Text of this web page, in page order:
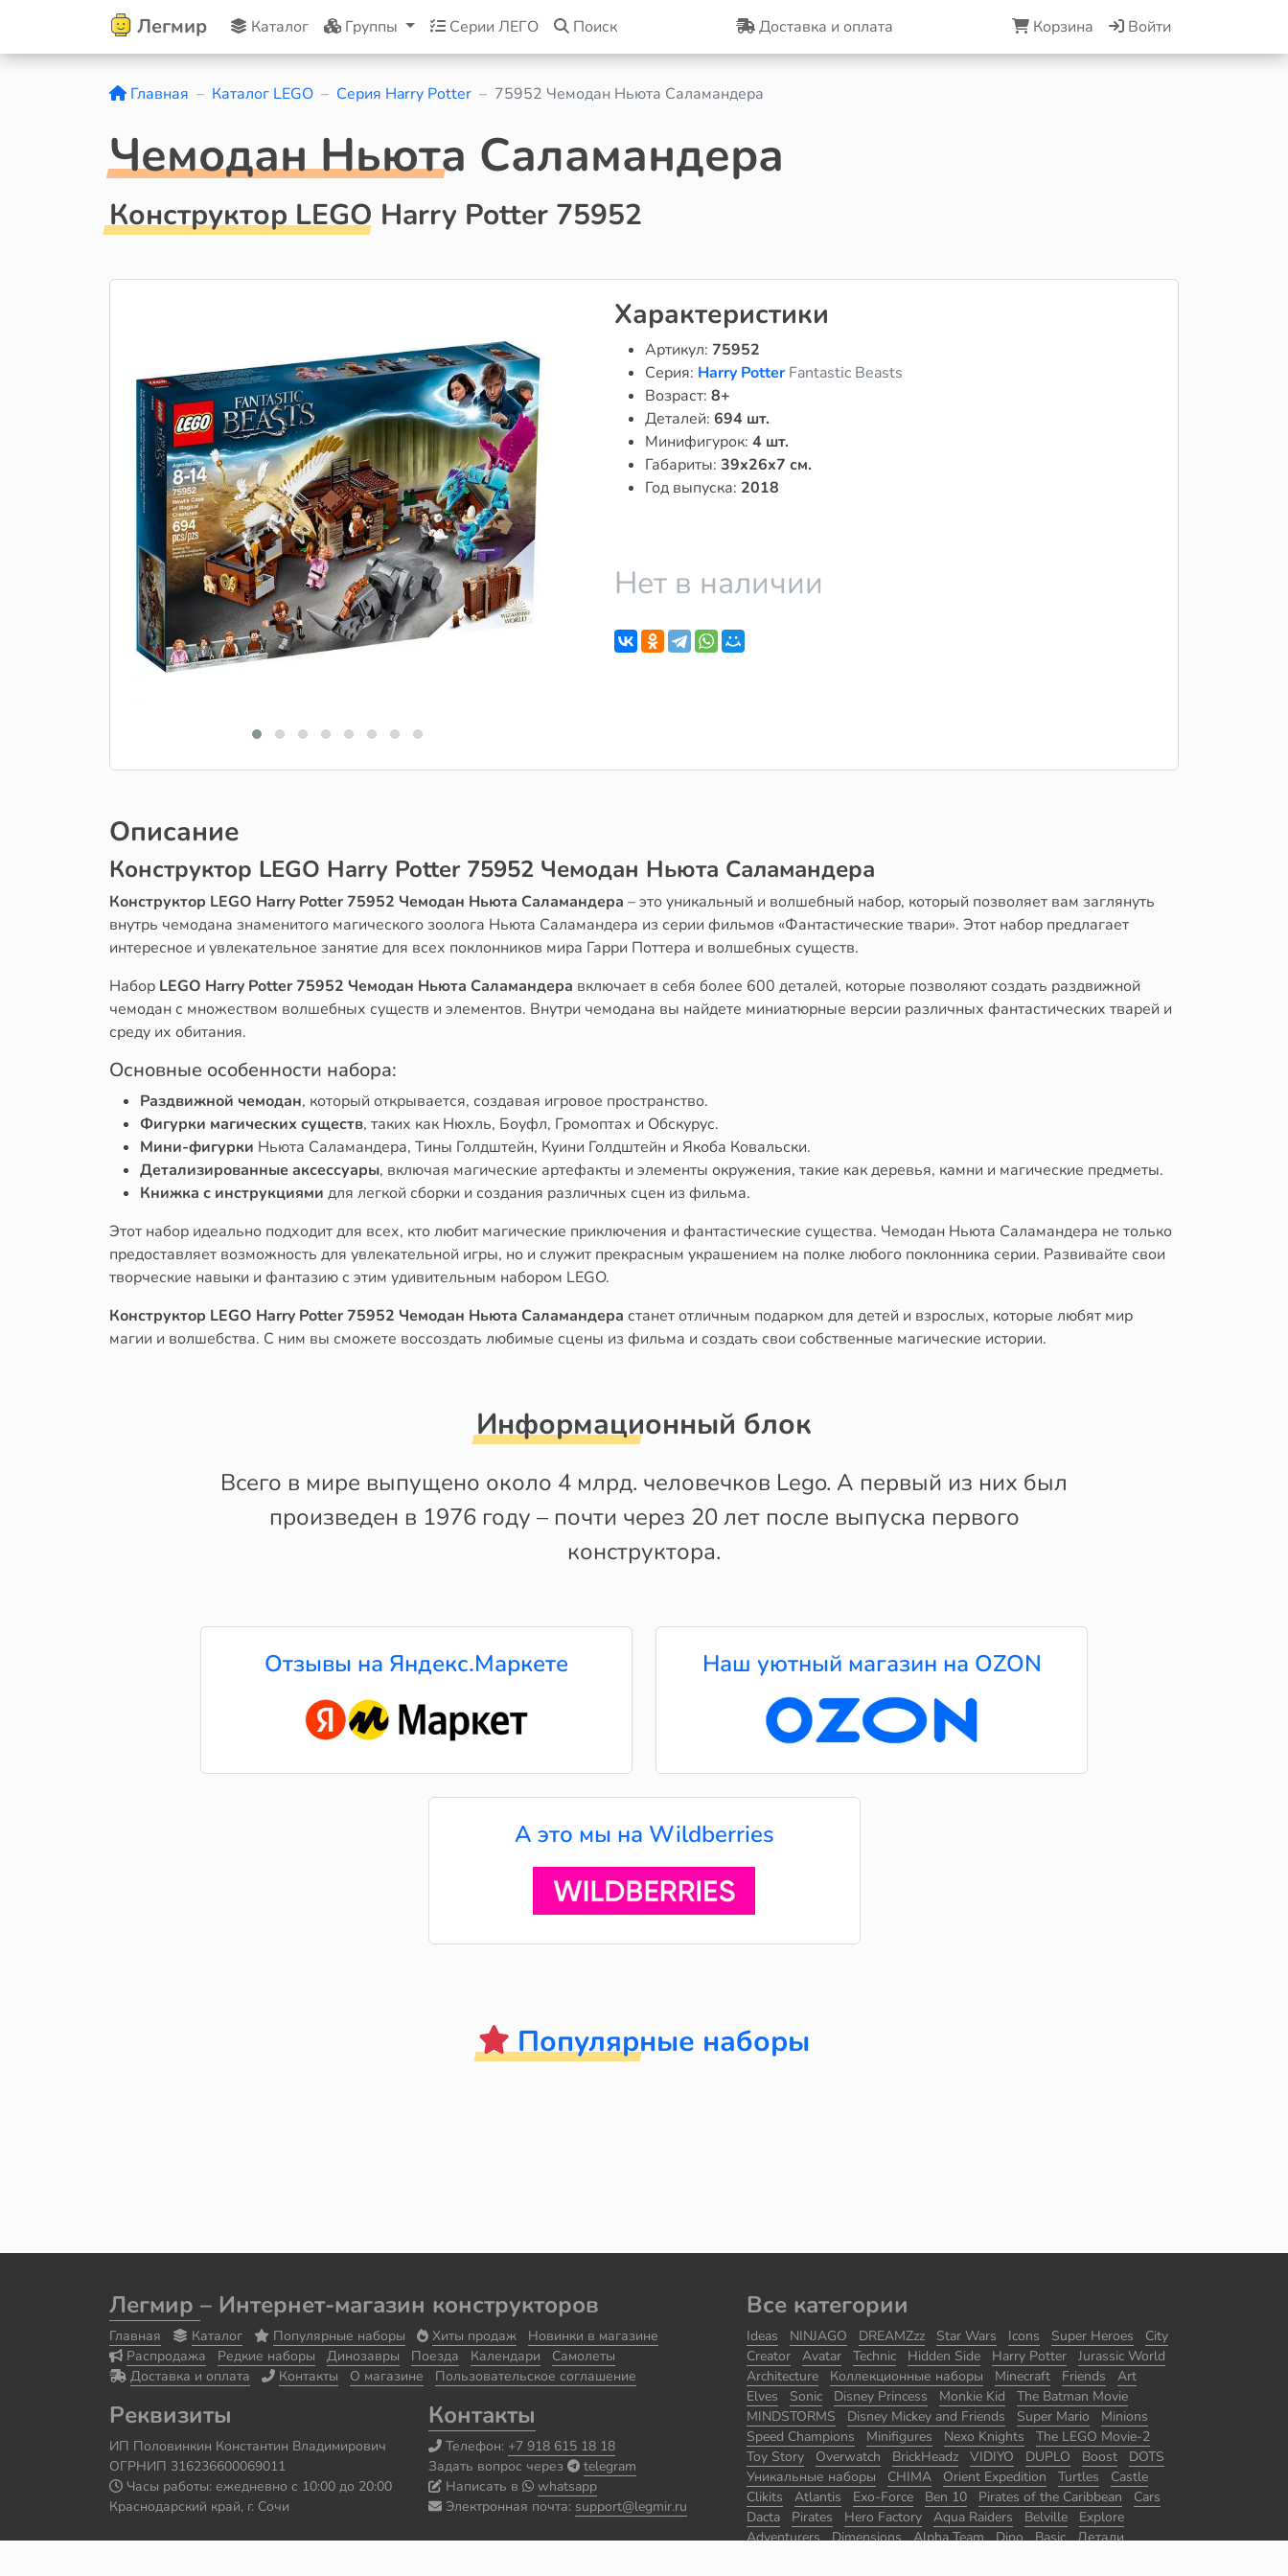
Легмир Каталог Группы Серии ЛЕГО Поиск Доставка и оплата Корзина Войти
Главная Каталог LEGO Серия Harry Potter 75952 Чемодан Ньюта Саламандера
Чемодан Ньюта Саламандера
Конструктор LEGO Harry Potter 75952
Характеристики
Артикул: 75952
Серия: Harry PotterFantastic Beasts
Возраст: 8+
Деталей: 694 шт.
Минифигурок: 4 шт.
Габариты: 39x26x7 см.
Год выпуска: 2018
Нет в наличии
Описание
Конструктор LEGO Harry Potter 75952 Чемодан Ньюта Саламандера
Конструктор LEGO Harry Potter 75952 Чемодан Ньюта Саламандера – это уникальный и волшебный набор, который позволяет вам заглянуть
внутрь чемодана знаменитого магического зоолога Ньюта Саламандера из серии фильмов «Фантастические твари». Этот набор предлагает
интересное и увлекательное занятие для всех поклонников мира Гарри Поттера и волшебных существ.
Набор LEGO Harry Potter 75952 Чемодан Ньюта Саламандера включает в себя более 600 деталей, которые позволяют создать раздвижной
чемодан с множеством волшебных существ и элементов. Внутри чемодана вы найдете миниатюрные версии различных фантастических тварей и
среду их обитания.
Основные особенности набора:
Раздвижной чемодан, который открывается, создавая игровое пространство.
Фигурки магических существ, таких как Нюхль, Боуфл, Громоптах и Обскурус.
Мини-фигурки Ньюта Саламандера, Тины Голдштейн, Куини Голдштейн и Якоба Ковальски.
Детализированные аксессуары, включая магические артефакты и элементы окружения, такие как деревья, камни и магические предметы.
Книжка с инструкциями для легкой сборки и создания различных сцен из фильма.
Этот набор идеально подходит для всех, кто любит магические приключения и фантастические существа. Чемодан Ньюта Саламандера не только
предоставляет возможность для увлекательной игры, но и служит прекрасным украшением на полке любого поклонника серии. Развивайте свои
творческие навыки и фантазию с этим удивительным набором LEGO.
Конструктор LEGO Harry Potter 75952 Чемодан Ньюта Саламандера станет отличным подарком для детей и взрослых, которые любят мир
магии и волшебства. С ним вы сможете воссоздать любимые сцены из фильма и создать свои собственные магические истории.
Информационный блок
Всего в мире выпущено около 4 млрд. человечков Lego. А первый из них был
произведен в 1976 году – почти через 20 лет после выпуска первого
конструктора.
Отзывы на Яндекс.Маркете Наш уютный магазин на OZON
А это мы на Wildberries
Популярные наборы
Легмир – Интернет-магазин конструкторов
Главная Каталог Популярные наборы Хиты продаж
Новинки в магазине
Распродажа
Редкие наборы Динозавры Поезда Календари
Самолеты
Доставка и оплата
Контакты О магазине Пользовательское соглашение
Реквизиты
ИП Половинкин Константин Владимирович
ОГРНИП 316236600069011
Часы работы: ежедневно с 10:00 до 20:00
Краснодарский край, г. Сочи
Контакты
Телефон: +7 918 615 18 18
Задать вопрос через
telegram
Написать в
whatsapp
Электронная почта: support@legmir.ru
Все категории
Ideas NINJAGO DREAMZzz Star Wars Icons Super Heroes
City
Creator
Avatar Technic Hidden Side Harry Potter
Jurassic World
Architecture
Коллекционные наборы Minecraft Friends
Art
Elves
Sonic Disney Princess Monkie Kid
The Batman Movie
MINDSTORMS
Disney Mickey and Friends Super Mario
Minions
Speed Champions
Minifigures Nexo Knights
The LEGO Movie-2
Toy Story
Overwatch BrickHeadz VIDIYO DUPLO Boost
DOTS
Уникальные наборы
CHIMA Orient Expedition Turtles
Castle
Clikits
Atlantis Exo-Force Ben 10 Pirates of the Caribbean
Cars
Dacta
Pirates Hero Factory Aqua Raiders Belville
Explore
Adventurers
Dimensions Alpha Team Dino Basic
Детали